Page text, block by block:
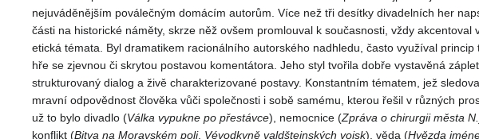
nejuváděnějším poválečným domácím autorům. Více než tři desítky divadelních her
části na historické náměty, skrze něž ovšem promlouval k současnosti, vždy akcentoval
etická témata. Byl dramatikem racionálního autorského nadhledu, často využíval princip
hře se zjevnou či skrytou postavou komentátora. Jeho styl tvořila dobře vystavěná
strukturovaný dialog a živě charakterizované postavy. Konstantním tématem, jež
mravní odpovědnost člověka vůči společnosti i sobě samému, kterou řešil v různých
už to bylo divadlo (Válka vypukne po přestávce), nemocnice (Zpráva o chirurgii města
konflikt (Bitva na Moravském poli, Vévodkyně valdštejnských vojsk), věda (Hvězda